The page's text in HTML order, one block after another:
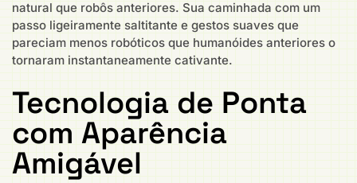
natural que robôs anteriores. Sua caminhada com um
passo ligeiramente saltitante e gestos suaves que
pareciam menos robóticos que humanóides anteriores o
tornaram instantaneamente cativante.
Tecnologia de Ponta
com Aparência
Amigável